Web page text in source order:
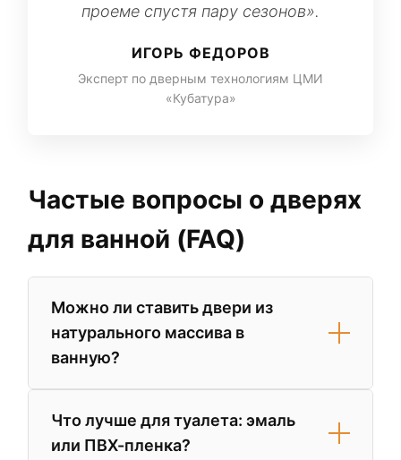
проеме спустя пару сезонов».
ИГОРЬ ФЕДОРОВ
Эксперт по дверным технологиям ЦМИ
«Кубатура»
Частые вопросы о дверях
для ванной (FAQ)
Можно ли ставить двери из
натурального массива в
ванную?
Да, но только если они защищены
многослойным полиуретановым лаком.
Что лучше для туалета: эмаль
или ПВХ-пленка?